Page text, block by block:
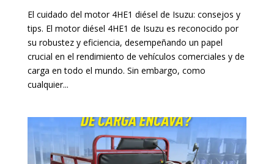
El cuidado del motor 4HE1 diésel de Isuzu: consejos y
tips. El motor diésel 4HE1 de Isuzu es reconocido por
su robustez y eficiencia, desempeñando un papel
crucial en el rendimiento de vehículos comerciales y de
carga en todo el mundo. Sin embargo, como
cualquier...